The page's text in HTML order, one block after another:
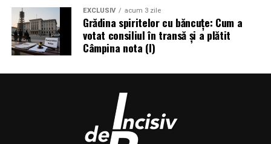
EXCLUSIV acum 3 zile
Grădina spiritelor cu băncuțe: Cum a
votat consiliul în transă și a plătit
Câmpina nota (I)